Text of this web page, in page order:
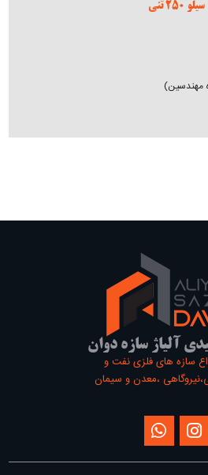
سیلو 250 تنی
مهندسین)
آلیاژ سازه دوان
سازه های فلزی نفت و
،معدن و سیمان